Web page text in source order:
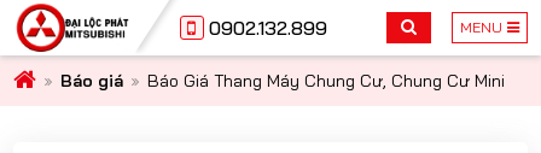
0902.132.899 MENU
Báo giá Báo Giá Thang Máy Chung Cư, Chung Cư Mini